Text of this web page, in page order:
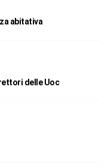
abitativa
delle Uoc